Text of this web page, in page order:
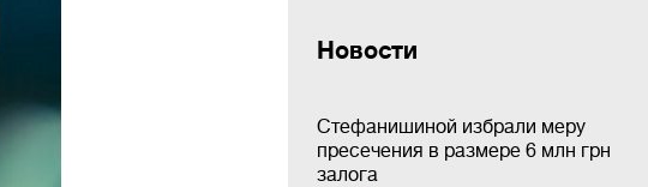
Новости
Стефанишиной избрали меру
пресечения в размере 6 млн грн
залога